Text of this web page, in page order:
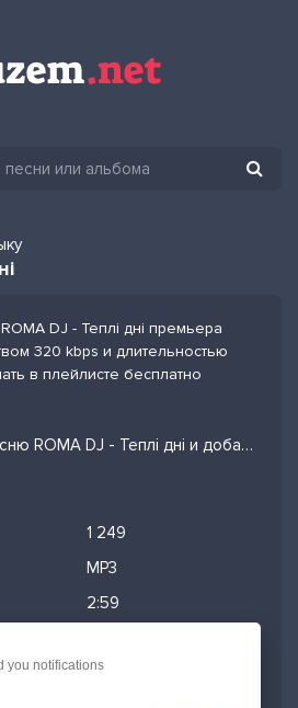
DJ - Теплі дні премьера
320 kbps и длительностью
в плейлисте бесплатно
Слушать песню ROMA DJ - Теплі дні и добавить в избранных
1 249
MP3
2:59
320 кбит/с,
you notifications